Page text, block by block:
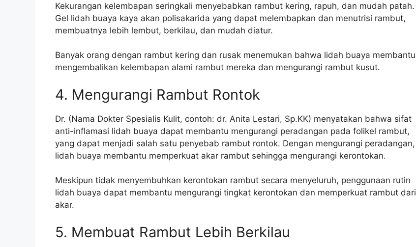
Kekurangan kelembapan seringkali menyebabkan rambut kering, rapuh, dan mudah patah.
Gel lidah buaya kaya akan polisakarida yang dapat melembapkan dan menutrisi rambut,
membuatnya lebih lembut, berkilau, dan mudah diatur.
Banyak orang dengan rambut kering dan rusak menemukan bahwa lidah buaya membantu
mengembalikan kelembapan alami rambut mereka dan mengurangi rambut kusut.
4. Mengurangi Rambut Rontok
Dr. (Nama Dokter Spesialis Kulit, contoh: dr. Anita Lestari, Sp.KK) menyatakan bahwa sifat
anti-inflamasi lidah buaya dapat membantu mengurangi peradangan pada folikel rambut,
yang dapat menjadi salah satu penyebab rambut rontok. Dengan mengurangi peradangan,
lidah buaya membantu memperkuat akar rambut sehingga mengurangi kerontokan.
Meskipun tidak menyembuhkan kerontokan rambut secara menyeluruh, penggunaan rutin
lidah buaya dapat membantu mengurangi tingkat kerontokan dan memperkuat rambut dari
akar.
5. Membuat Rambut Lebih Berkilau